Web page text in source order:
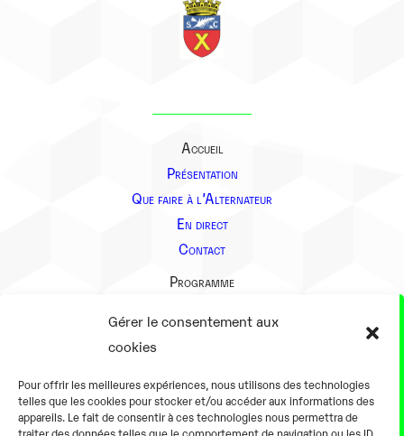
Gérer le consentement aux
cookies
Pour offrir les meilleures expériences, nous utilisons des technologies
telles que les cookies pour stocker et/ou accéder aux informations des
appareils. Le fait de consentir à ces technologies nous permettra de
traiter des données telles que le comportement de navigation ou les ID
Accueil
Présentation
Que faire à l’Alternateur
En direct
Contact
Programme
Présentation
En pratique
Tarifs et horaires